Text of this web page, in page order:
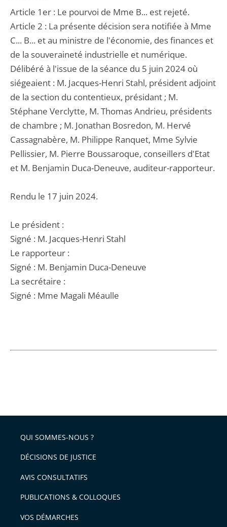
Article 1er : Le pourvoi de Mme B... est rejeté.
Article 2 : La présente décision sera notifiée à Mme
C... B... et au ministre de l'économie, des finances et
de la souveraineté industrielle et numérique.
Délibéré à l'issue de la séance du 5 juin 2024 où
siégeaient : M. Jacques-Henri Stahl, président adjoint
de la section du contentieux, présidant ; M.
Stéphane Verclytte, M. Thomas Andrieu, présidents
de chambre ; M. Jonathan Bosredon, M. Hervé
Cassagnabère, M. Philippe Ranquet, Mme Sylvie
Pellissier, M. Pierre Boussaroque, conseillers d'Etat
et M. Benjamin Duca-Deneuve, auditeur-rapporteur.
Rendu le 17 juin 2024.
Le président :
Signé : M. Jacques-Henri Stahl
Le rapporteur :
Signé : M. Benjamin Duca-Deneuve
La secrétaire :
Signé : Mme Magali Méaulle
QUI SOMMES-NOUS ?
DÉCISIONS DE JUSTICE
AVIS CONSULTATIFS
PUBLICATIONS & COLLOQUES
VOS DÉMARCHES